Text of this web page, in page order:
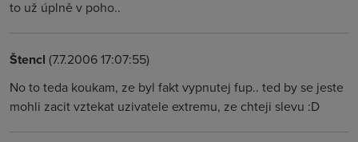
to už úplně v poho..
Štencl (7.7.2006 17:07:55)
No to teda koukam, ze byl fakt vypnutej fup.. ted by se jeste
mohli zacit vztekat uzivatele extremu, ze chteji slevu :D